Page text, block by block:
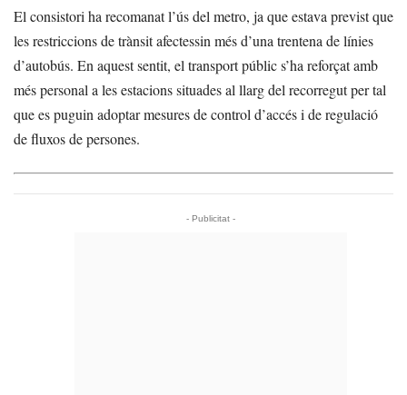
El consistori ha recomanat l’ús del metro, ja que estava previst que
les restriccions de trànsit afectessin més d’una trentena de línies
d’autobús. En aquest sentit, el transport públic s’ha reforçat amb
més personal a les estacions situades al llarg del recorregut per tal
que es puguin adoptar mesures de control d’accés i de regulació
de fluxos de persones.
- Publicitat -